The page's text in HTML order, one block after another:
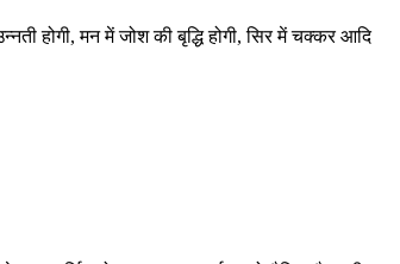
होगी, मन में जोश की बृद्धि होगी, सिर में चक्कर आदि